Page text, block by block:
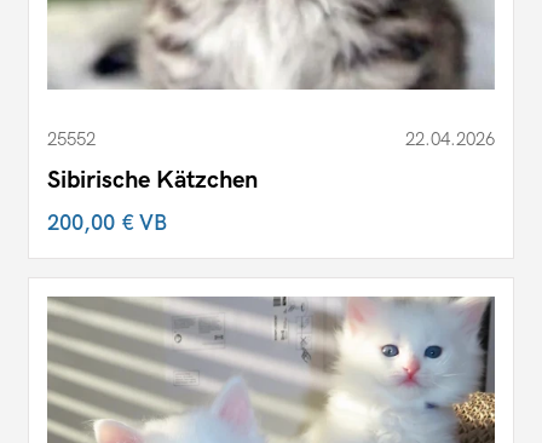
25552 22.04.2026
Sibirische Kätzchen
200,00 €VB